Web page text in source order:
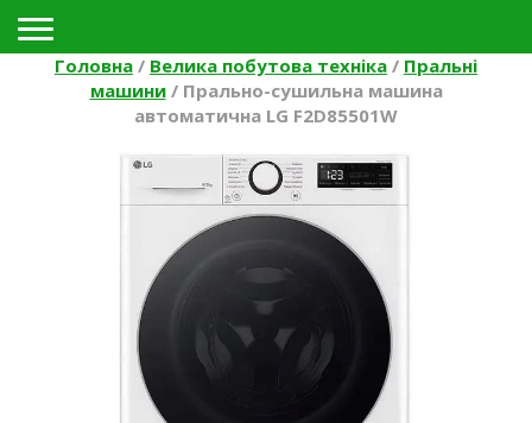
Головна / Велика побутова техніка / Пральні
машини / Прально-сушильна машина
автоматична LG F2D85501W